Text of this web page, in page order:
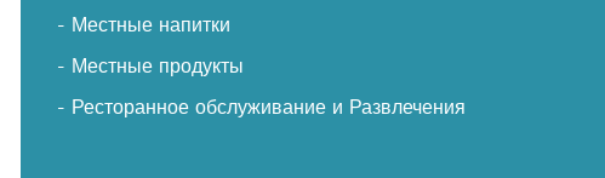
- Местные напитки
- Местные продукты
- Ресторанное обслуживание и Развлечения